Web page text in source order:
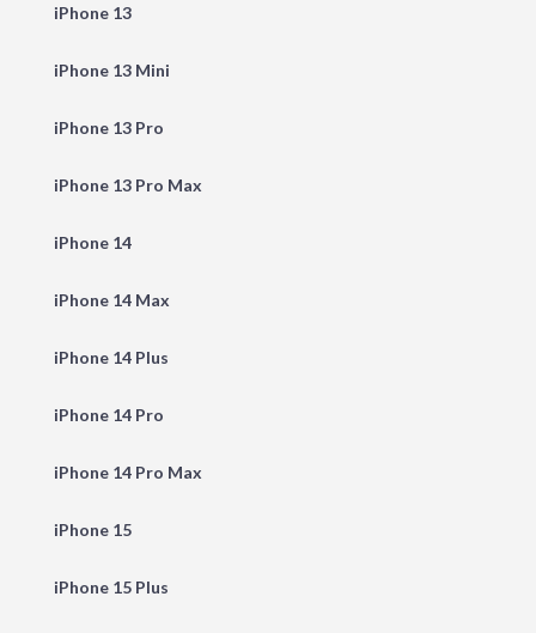
iPhone 13
iPhone 13 Mini
iPhone 13 Pro
iPhone 13 Pro Max
iPhone 14
iPhone 14 Max
iPhone 14 Plus
iPhone 14 Pro
iPhone 14 Pro Max
iPhone 15
iPhone 15 Plus